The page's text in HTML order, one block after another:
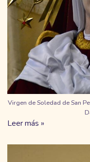
Virgen de Soledad de San
Leer más »